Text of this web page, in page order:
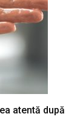
atentă după